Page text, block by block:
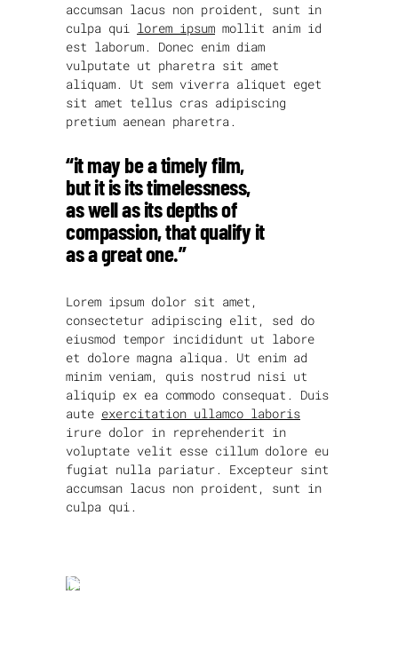
accumsan lacus non proident, sunt in
culpa qui lorem ipsum mollit anim id
est laborum. Donec enim diam
vulputate ut pharetra sit amet
aliquam. Ut sem viverra aliquet eget
sit amet tellus cras adipiscing
pretium aenean pharetra.
“it may be a timely film,
but it is its timelessness,
as well as its depths of
compassion, that qualify it
as a great one.”
Lorem ipsum dolor sit amet,
consectetur adipiscing elit, sed do
eiusmod tempor incididunt ut labore
et dolore magna aliqua. Ut enim ad
minim veniam, quis nostrud nisi ut
aliquip ex ea commodo consequat. Duis
aute exercitation ullamco laboris
irure dolor in reprehenderit in
voluptate velit esse cillum dolore eu
fugiat nulla pariatur. Excepteur sint
accumsan lacus non proident, sunt in
culpa qui.